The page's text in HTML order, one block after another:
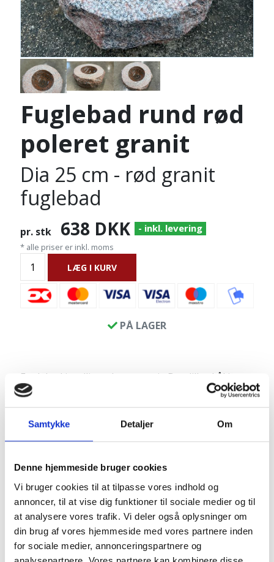
Samtykke Detaljer Om
Denne hjemmeside bruger cookies
Vi bruger cookies til at tilpasse vores indhold og
annoncer, til at vise dig funktioner til sociale medier og til
at analysere vores trafik. Vi deler også oplysninger om
din brug af vores hjemmeside med vores partnere inden
for sociale medier, annonceringspartnere og
Fuglebad rund rød
poleret granit
Dia 25 cm - rød granit
fuglebad
pr. stk 638 DKK - inkl. levering
* alle priser er inkl. moms
LÆG I KURV
PÅ LAGER
Fuglebad i rødlig poleret granit. Den lille skål i
fuglebadet er fuldpoleret, hvilket gør den nem at
vedligeholde. Den brede kant omkring skålen giver
plads til fuglene. Kanten kan med fordel også
Produktinfo:
Diameter: ca. 25 cm
Højde: ca 10 cm
Vægt: ca. 19 kg